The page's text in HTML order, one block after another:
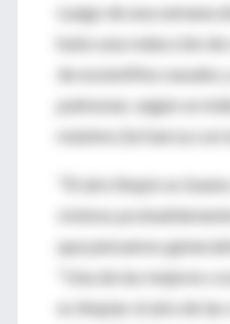
Luego de una semana
hubo una reducción
de eosinófilos nasales
pulmonar, según se
máximo (la fuerza con
"El aire limpio es
vivimos
que pensamos
"Una de las mejores
es limpiar el aire de